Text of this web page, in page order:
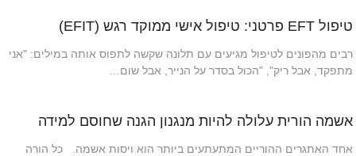
טיפול EFT פרטני: טיפול אישי ממוקד רגש (EFIT)
רבים מהפונים לטיפול מגיעים עם תלונה שקשה לתפוס אותה במילים: "אני
מתפקד, אבל ריק", "הכול בסדר על הנייר, אבל שום…
אשמה הורית עלולה להיות מנגנון הגנה שחוסם למידה
אחד האתגרים ההוריים המתעתעים ביותר הוא ויסות אשמה. כל הורה